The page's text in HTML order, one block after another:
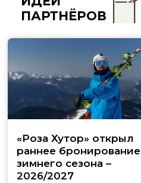
ПАРТНЁРОВ
«Роза Хутор» открыл
раннее бронирование
зимнего сезона –
2026/2027